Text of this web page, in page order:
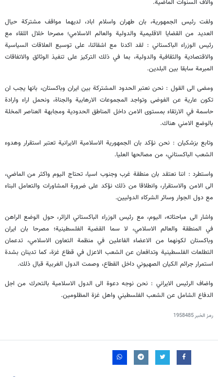
والاف السنوات الماضية.
ولفت رئيس الجمهورية، بان طهران واسلام اباد، لديهما مواقف مشتركة حيال
العديد من القضايا الاقليمية والدولية والعالم الاسلامي؛ مصرحا خلال اللقاء مع
رئيس الوزراء الباكستاني : لقد اكدنا مع اشقائنا، على توسيع العلاقات السياسية
والاقتصادية والثقافية والدولية، بما في ذلك التركيز على تنفيذ الوثائق والاتفاقات
المبرمة سابقا بين البلدين.
ومضى الى القول : نحن نعتبر الحدود المشتركة بين ايران وباكستان، بانها يجب ان
تكون عارية عن الفوضى وتواجد المجموعات الارهابية والجناة، ونحمل اراء وارادة
حاسمة في الارتقاء بمستوى الامن داخل المناطق الحدودية ومجابهة العناصر المخلة
بالوضع الامني هناك.
وتابع بزشكيان : نحن نؤكد بان الجمهورية الاسلامية الايرانية تعتبر استقرار وهدوء
الشعب الباكستاني، من مصالحها العليا.
واستطرد : اننا نعتقد بان منطقة غرب وجنوب اسيا، تحتاج اليوم واكثر من الماضي،
الى الامن والاستقرار، وانطلاقا من ذلك نؤكد على ضرورة المشاورات والتعامل البناء
مع دول الجوار وسائر الشركاء الدوليين.
واشار الى مباحثاته، اليوم، مع رئيس الوزراء الباكستاني الزائر، حول الوضع الراهن
في المنطقة والعالم الاسلامي، لا سما القضية الفلسطينية؛ مصرحا بان ايران
وباكستان لكونهما من الاعضاء الفاعلين في منظمة التعاون الاسلامي، تدعمان
التطلعات الفلسطينية وتدافعان عن الشعب الاعزل في قطاع غزة، كما تدينان بشدة
استمرار جرائم الكيان الصهيوني داخل القطاع، وصمت الدول الغربية قبال ذلك.
واضاف الرئيس الايراني : نحن نوجه دعوة الى الدول الاسلامية بالتحرك من اجل
الدفاع الشامل عن الشعب الفلسطيني واهل غزة المظلومين.
رمز الخبر1958485